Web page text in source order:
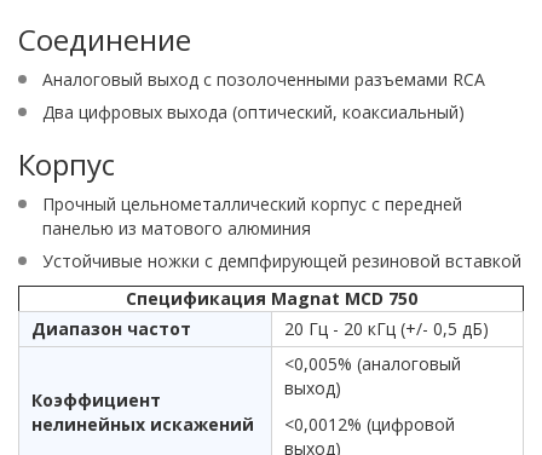
Соединение
Аналоговый выход с позолоченными разъемами RCA
Два цифровых выхода (оптический, коаксиальный)
Корпус
Прочный цельнометаллический корпус с передней
панелью из матового алюминия
Устойчивые ножки с демпфирующей резиновой вставкой
Спецификация Magnat MCD 750
Диапазон частот
20 Гц - 20 кГц (+/- 0,5 дБ)
Коэффициент
нелинейных искажений
<0,005% (аналоговый
выход)
<0,0012% (цифровой
выход)